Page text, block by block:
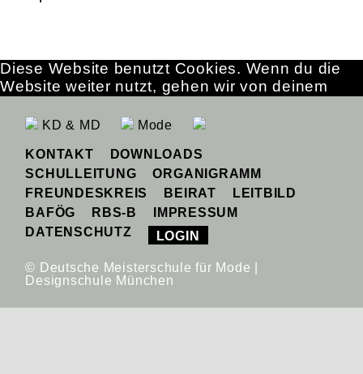
KD & MD Mode
KONTAKT
DOWNLOADS
SCHULLEITUNG
ORGANIGRAMM
FREUNDESKREIS
BEIRAT
LEITBILD
BAFÖG
RBS-B
IMPRESSUM
DATENSCHUTZ
LOGIN
© Deutsche Meisterschule für Mode |
Designschule München
Diese Website benutzt Cookies. Wenn du die
Website weiter nutzt, gehen wir von deinem